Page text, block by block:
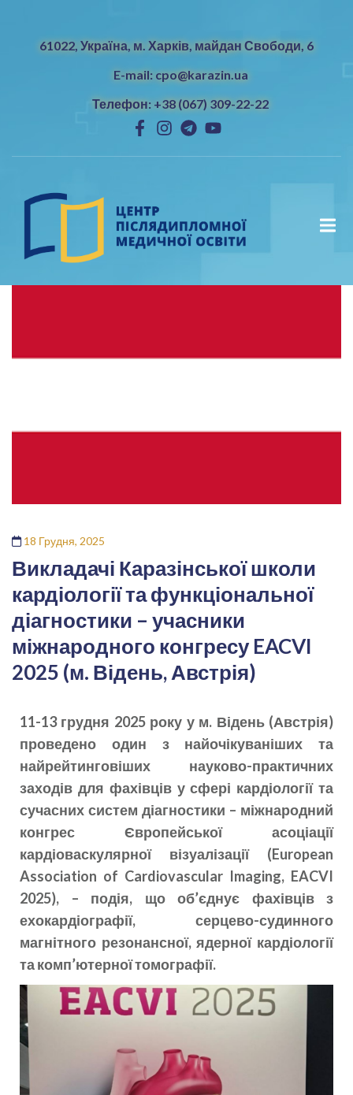
61022, Україна, м. Харків, майдан Свободи, 6
E-mail: cpo@karazin.ua
Телефон: +38 (067) 309-22-22
18 Грудня, 2025
Викладачі Каразінської школи
кардіології та функціональної
діагностики – учасники
міжнародного конгресу EACVI
2025 (м. Відень, Австрія)
11-13 грудня 2025 року у м. Відень (Австрія)
проведено один з найочікуваніших та
найрейтинговіших науково-практичних
заходів для фахівців у сфері кардіології та
сучасних систем діагностики – міжнародний
конгрес Європейської асоціації
кардіоваскулярної візуалізації (European
Association of Cardiovascular Imaging, EACVI
2025), – подія, що об’єднує фахівців з
ехокардіографії, серцево-судинного
магнітного резонансної, ядерної кардіології
та комп’ютерної томографії.